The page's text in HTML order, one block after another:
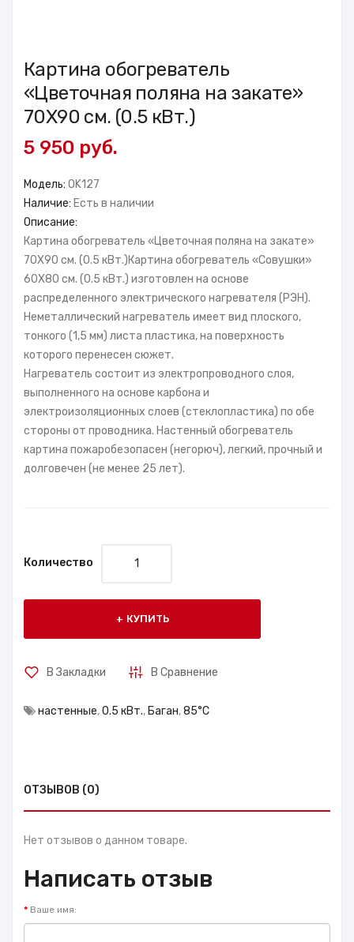
Картина обогреватель
«Цветочная поляна на закате»
70X90 см. (0.5 кВт.)
5 950 руб.
Модель: OK127
Наличие: Есть в наличии
Описание:
Картина обогреватель «Цветочная поляна на закате»
70X90 см. (0.5 кВт.)Картина обогреватель «Cовушки»
60X80 см. (0.5 кВт.) изготовлен на основе
распределенного электрического нагревателя (РЭН).
Неметаллический нагреватель имеет вид плоского,
тонкого (1,5 мм) листа пластика, на поверхность
которого перенесен сюжет.
Нагреватель состоит из электропроводного слоя,
выполненного на основе карбона и
электроизоляционных слоев (стеклопластика) по обе
стороны от проводника. Настенный обогреватель
картина пожаробезопасен (негорюч), легкий, прочный и
долговечен (не менее 25 лет).
Количество
КУПИТЬ
В Закладки В Сравнение
настенные,0.5 кВт., Баган,85°С
ОТЗЫВОВ (0)
Нет отзывов о данном товаре.
Написать отзыв
Ваше имя: